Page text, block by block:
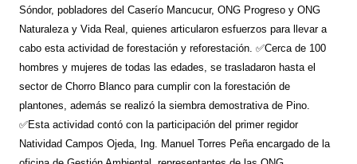
Sóndor, pobladores del Caserío Mancucur, ONG Progreso y ONG
Naturaleza y Vida Real, quienes articularon esfuerzos para llevar a
cabo esta actividad de forestación y reforestación. ✅Cerca de 100
hombres y mujeres de todas las edades, se trasladaron hasta el
sector de Chorro Blanco para cumplir con la forestación de
plantones, además se realizó la siembra demostrativa de Pino.
✅Esta actividad contó con la participación del primer regidor
Natividad Campos Ojeda, Ing. Manuel Torres Peña encargado de la